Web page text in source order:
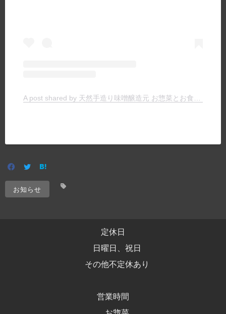
お知らせ
定休日
日曜日、祝日
その他不定休あり
営業時間